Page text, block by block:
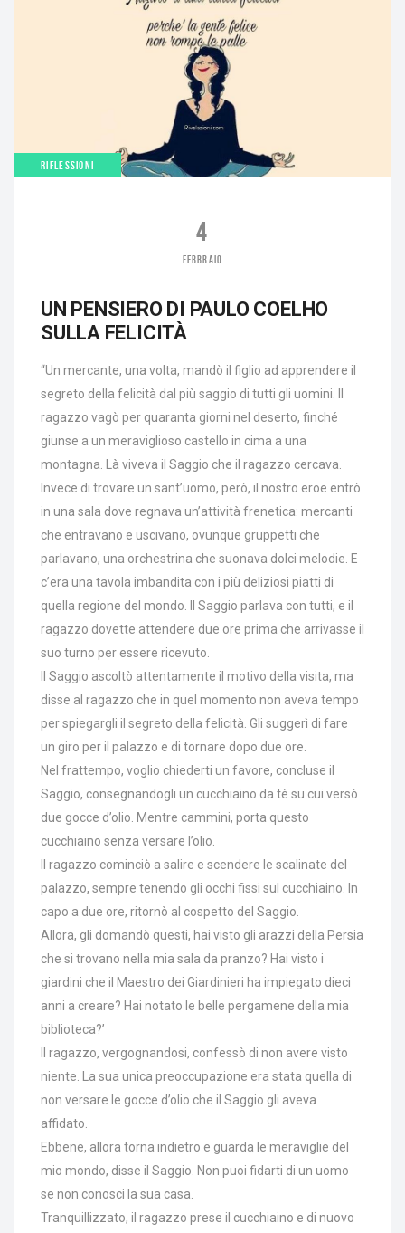
RIFLESSIONI
4
FEBBRAIO
UN PENSIERO DI PAULO COELHO
SULLA FELICITÀ
“Un mercante, una volta, mandò il figlio ad apprendere il
segreto della felicità dal più saggio di tutti gli uomini. Il
ragazzo vagò per quaranta giorni nel deserto, finché
giunse a un meraviglioso castello in cima a una
montagna. Là viveva il Saggio che il ragazzo cercava.
Invece di trovare un sant’uomo, però, il nostro eroe entrò
in una sala dove regnava un’attività frenetica: mercanti
che entravano e uscivano, ovunque gruppetti che
parlavano, una orchestrina che suonava dolci melodie. E
c’era una tavola imbandita con i più deliziosi piatti di
quella regione del mondo. Il Saggio parlava con tutti, e il
ragazzo dovette attendere due ore prima che arrivasse il
suo turno per essere ricevuto.
Il Saggio ascoltò attentamente il motivo della visita, ma
disse al ragazzo che in quel momento non aveva tempo
per spiegargli il segreto della felicità. Gli suggerì di fare
un giro per il palazzo e di tornare dopo due ore.
Nel frattempo, voglio chiederti un favore, concluse il
Saggio, consegnandogli un cucchiaino da tè su cui versò
due gocce d’olio. Mentre cammini, porta questo
cucchiaino senza versare l’olio.
Il ragazzo cominciò a salire e scendere le scalinate del
palazzo, sempre tenendo gli occhi fissi sul cucchiaino. In
capo a due ore, ritornò al cospetto del Saggio.
Allora, gli domandò questi, hai visto gli arazzi della Persia
che si trovano nella mia sala da pranzo? Hai visto i
giardini che il Maestro dei Giardinieri ha impiegato dieci
anni a creare? Hai notato le belle pergamene della mia
biblioteca?’
Il ragazzo, vergognandosi, confessò di non avere visto
niente. La sua unica preoccupazione era stata quella di
non versare le gocce d’olio che il Saggio gli aveva
affidato.
Ebbene, allora torna indietro e guarda le meraviglie del
mio mondo, disse il Saggio. Non puoi fidarti di un uomo
se non conosci la sua casa.
Tranquillizzato, il ragazzo prese il cucchiaino e di nuovo